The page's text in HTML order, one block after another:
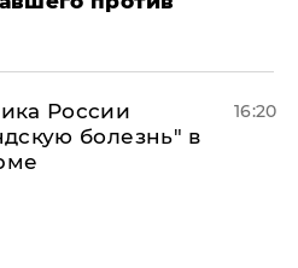
России
болезнь" в
16:20